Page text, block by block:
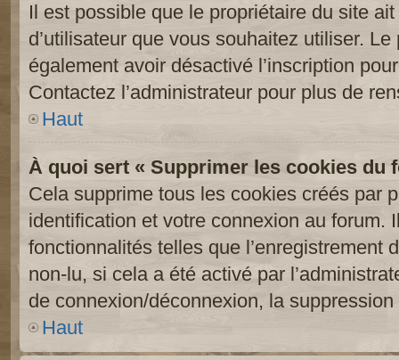
Il est possible que le propriétaire du site
d’utilisateur que vous souhaitez utiliser.
également avoir désactivé l’inscription
Contactez l’administrateur pour plus de
Haut
À quoi sert « Supprimer les cookies du
Cela supprime tous les cookies créés par
identification et votre connexion au forum.
fonctionnalités telles que l’enregistrement
non-lu, si cela a été activé par
de connexion/déconnexion, la
Haut